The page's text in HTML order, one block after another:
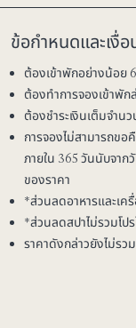
ข้อกำหนดและเงื่อ
ต้องเข้าพักอย่างน้อย
ต้องทำการจองเข้าพั
ต้องชำระเงินเต็มจำน
การจองไม่สามารถขอ
ภายใน 365 วันนับจา
ของราคา
*ส่วนลดอาหารและเค
*ส่วนลดสปาไม่รวมโ
ราคาดังกล่าวยังไม่รว